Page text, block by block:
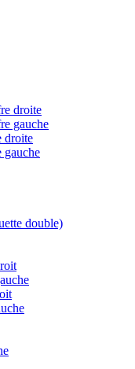
droite
gauche
droite
gauche
double)